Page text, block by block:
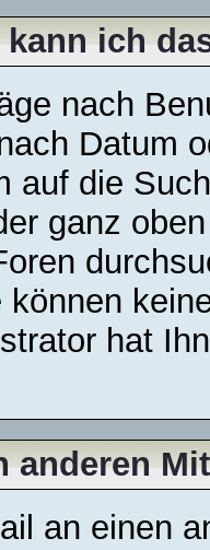
kann ich
nach
Datum
auf die
ganz
hat
anderen
an einen